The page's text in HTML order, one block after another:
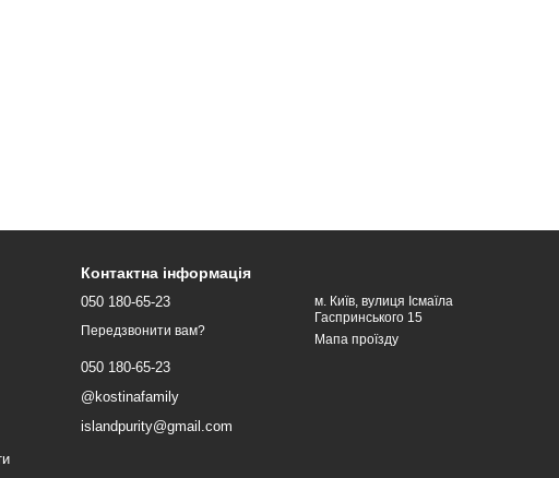
Контактна інформація
050 180-65-23
Передзвонити вам?
050 180-65-23
@kostinafamily
islandpurity@gmail.com
м. Київ, вулиця Ісмаїла
Гаспринського 15
Мапа проїзду